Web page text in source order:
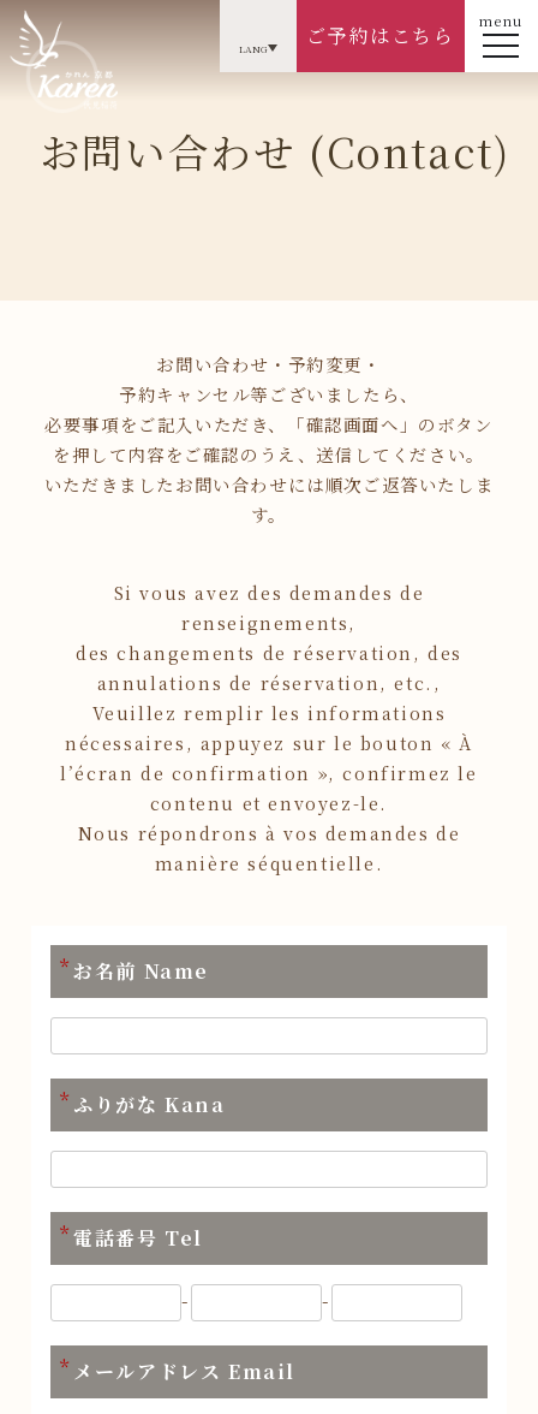
menu
ご予約はこちら
LANG
お問い合わせ (Contact)
お問い合わせ・予約変更・
予約キャンセル等ございましたら、
必要事項をご記入いただき、「確認画面へ」のボタン
を押して内容をご確認のうえ、送信してください。
いただきましたお問い合わせには順次ご返答いたしま
す。
Si vous avez des demandes de
renseignements,
des changements de réservation, des
annulations de réservation, etc.,
Veuillez remplir les informations
nécessaires, appuyez sur le bouton « À
l’écran de confirmation », confirmez le
contenu et envoyez-le.
Nous répondrons à vos demandes de
manière séquentielle.
お名前 Name
*
ふりがな Kana
*
電話番号 Tel
*
- -
メールアドレス Email
*